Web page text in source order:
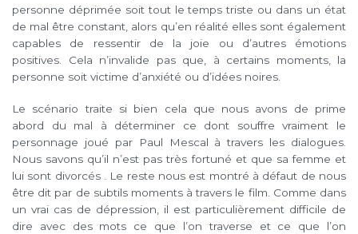
personne déprimée soit tout le temps triste ou dans un état
de mal être constant, alors qu’en réalité elles sont également
capables de ressentir de la joie ou d’autres émotions
positives. Cela n’invalide pas que, à certains moments, la
personne soit victime d’anxiété ou d’idées noires.
Le scénario traite si bien cela que nous avons de prime
abord du mal à déterminer ce dont souffre vraiment le
personnage joué par Paul Mescal à travers les dialogues.
Nous savons qu’il n’est pas très fortuné et que sa femme et
lui sont divorcés . Le reste nous est montré à défaut de nous
être dit par de subtils moments à travers le film. Comme dans
un vrai cas de dépression, il est particulièrement difficile de
dire avec des mots ce que l’on traverse et ce que l’on